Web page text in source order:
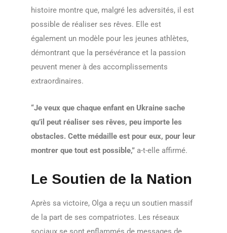
histoire montre que, malgré les adversités, il est
possible de réaliser ses rêves. Elle est
également un modèle pour les jeunes athlètes,
démontrant que la persévérance et la passion
peuvent mener à des accomplissements
extraordinaires.
“Je veux que chaque enfant en Ukraine sache
qu’il peut réaliser ses rêves, peu importe les
obstacles. Cette médaille est pour eux, pour leur
montrer que tout est possible,” a-t-elle affirmé.
Le Soutien de la Nation
Après sa victoire, Olga a reçu un soutien massif
de la part de ses compatriotes. Les réseaux